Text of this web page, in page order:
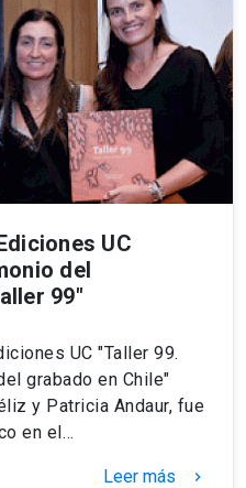
UC
del
99"
UC "Taller 99.
grabado en Chile"
y Patricia Andaur, fue
en el…
Leer más keyboard_arrow_right